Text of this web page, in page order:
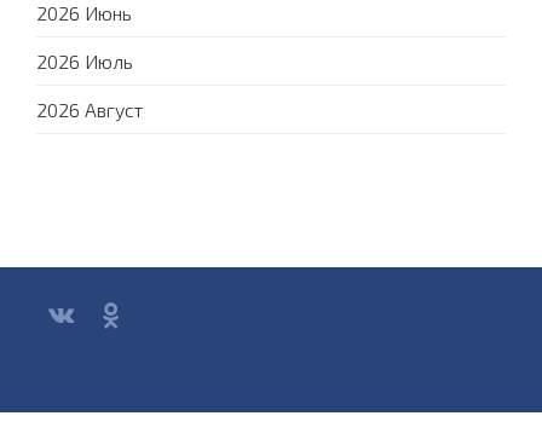
2026 Июнь
2026 Июль
2026 Август